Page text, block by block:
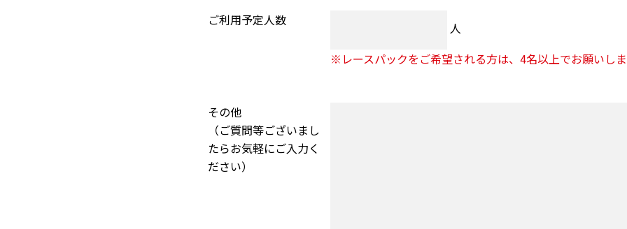
ご利用予定人数
人
※レースパックをご希望される方は、4名以上でお願いし
その他
（ご質問等ございまし
たらお気軽にご入力く
ださい）